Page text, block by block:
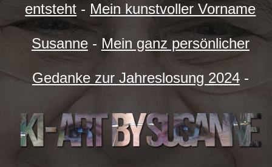
entsteht - Mein kunstvoller Vorname
Susanne- Mein ganz persönlicher
Gedanke zur Jahreslosung 2024-